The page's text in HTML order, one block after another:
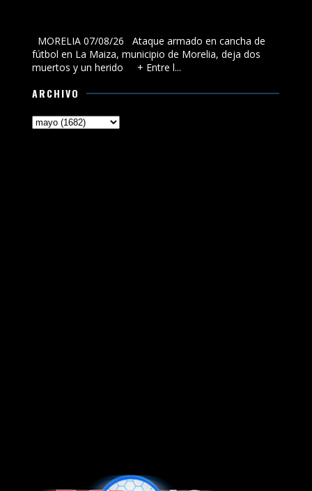
MORELIA 07/08/26 Ataque armado en cancha de
fútbol en La Maiza, municipio de Morelia, deja dos
muertos y un herido + Entre l...
ARCHIVO